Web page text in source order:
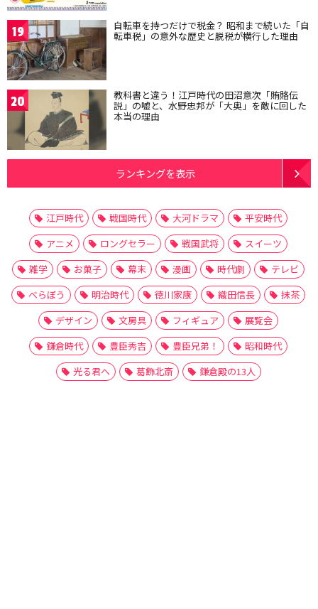
19 自転車を持つだけで税金？ 昭和まで続いた「自
転車税」の意外な歴史と脱税が横行した理由
20 教科書と違う！江戸時代の田沼意次「賄賂伝
説」の嘘と、水野忠邦が「大奥」を敵に回した
本当の理由
ランキングを表示
江戸時代 戦国時代 大河ドラマ
平安時代
アニメ
ロングセラー 戦国武将
スイーツ
雑学
お菓子 幕末 漫画 時代劇
テレビ
べらぼう
明治時代 徳川家康 織田信長
抹茶
デザイン
文房具 フィギュア
展覧会
鎌倉時代
豊臣秀吉 豊臣兄弟！
昭和時代
光る君へ
葛飾北斎 鎌倉殿の13人